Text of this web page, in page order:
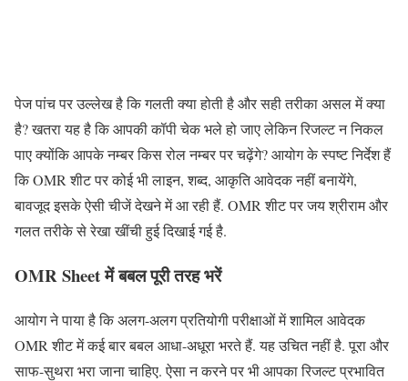
पेज पांच पर उल्लेख है कि गलती क्या होती है और सही तरीका असल में क्या
है? खतरा यह है कि आपकी कॉपी चेक भले हो जाए लेकिन रिजल्ट न निकल
पाए क्योंकि आपके नम्बर किस रोल नम्बर पर चढ़ेंगे? आयोग के स्पष्ट निर्देश हैं
कि OMR शीट पर कोई भी लाइन, शब्द, आकृति आवेदक नहीं बनायेंगे,
बावजूद इसके ऐसी चीजें देखने में आ रही हैं. OMR शीट पर जय श्रीराम और
गलत तरीके से रेखा खींची हुई दिखाई गई है.
OMR Sheet में बबल पूरी तरह भरें
आयोग ने पाया है कि अलग-अलग प्रतियोगी परीक्षाओं में शामिल आवेदक
OMR शीट में कई बार बबल आधा-अधूरा भरते हैं. यह उचित नहीं है. पूरा और
साफ-सुथरा भरा जाना चाहिए. ऐसा न करने पर भी आपका रिजल्ट प्रभावित